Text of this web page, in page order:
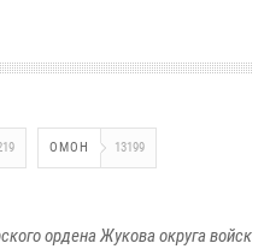
ОМОН 13199
ордена Жукова округа войск